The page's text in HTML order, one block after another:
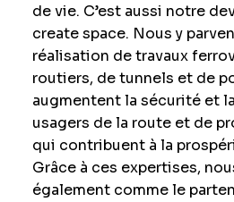
de vie. C’est aussi notre
create space. Nous y
réalisation de travaux
routiers, de tunnels et de
augmentent la sécurité et
usagers de la route et de
qui contribuent à la
Grâce à ces expertises,
également comme le